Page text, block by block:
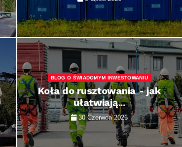
BLOG O ŚWIADOMYM INWESTOWANIU
Koła do rusztowania - jak
ułatwiają...
30 Czerwca 2026